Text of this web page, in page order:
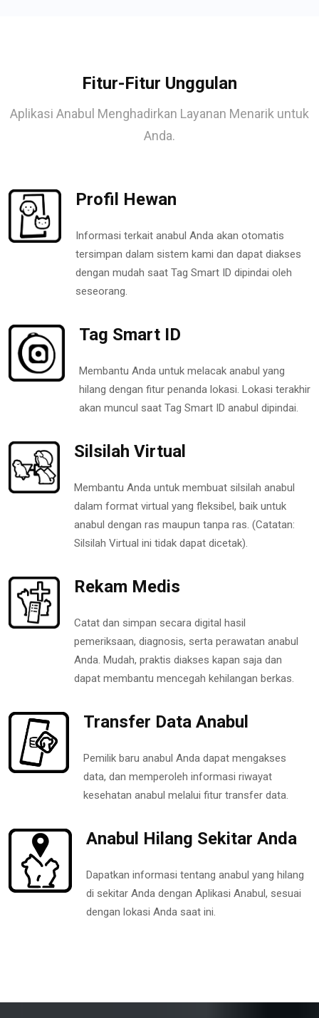
Fitur-Fitur Unggulan
Aplikasi Anabul Menghadirkan Layanan Menarik untuk
Anda.
Profil Hewan
Informasi terkait anabul Anda akan otomatis
tersimpan dalam sistem kami dan dapat diakses
dengan mudah saat Tag Smart ID dipindai oleh
seseorang.
Tag Smart ID
Membantu Anda untuk melacak anabul yang
hilang dengan fitur penanda lokasi. Lokasi terakhir
akan muncul saat Tag Smart ID anabul dipindai.
Silsilah Virtual
Membantu Anda untuk membuat silsilah anabul
dalam format virtual yang fleksibel, baik untuk
anabul dengan ras maupun tanpa ras. (Catatan:
Silsilah Virtual ini tidak dapat dicetak).
Rekam Medis
Catat dan simpan secara digital hasil
pemeriksaan, diagnosis, serta perawatan anabul
Anda. Mudah, praktis diakses kapan saja dan
dapat membantu mencegah kehilangan berkas.
Transfer Data Anabul
Pemilik baru anabul Anda dapat mengakses
data, dan memperoleh informasi riwayat
kesehatan anabul melalui fitur transfer data.
Anabul Hilang Sekitar Anda
Dapatkan informasi tentang anabul yang hilang
di sekitar Anda dengan Aplikasi Anabul, sesuai
dengan lokasi Anda saat ini.